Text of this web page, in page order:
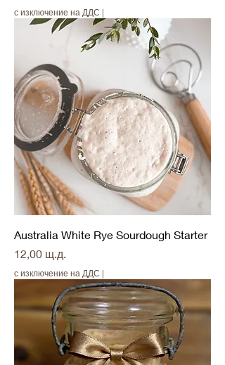
с изключение на ДДС |
Australia White Rye Sourdough Starter
Цена
12,00 щ.д.
с изключение на ДДС |